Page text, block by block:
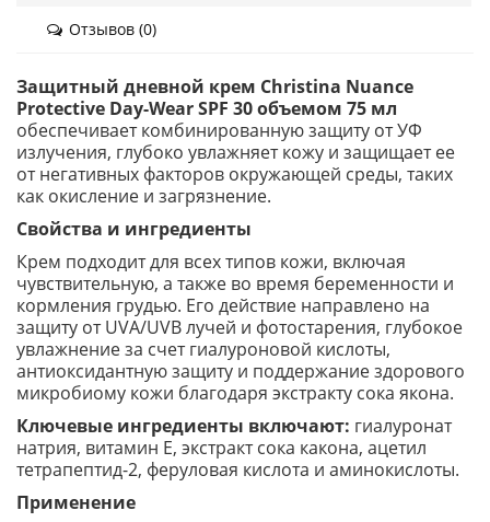
Отзывов (0)
Защитный дневной крем Christina Nuance
Protective Day-Wear SPF 30 объемом 75 мл
обеспечивает комбинированную защиту от УФ
излучения, глубоко увлажняет кожу и защищает ее
от негативных факторов окружающей среды, таких
как окисление и загрязнение.
Свойства и ингредиенты
Крем подходит для всех типов кожи, включая
чувствительную, а также во время беременности и
кормления грудью. Его действие направлено на
защиту от UVA/UVB лучей и фотостарения, глубокое
увлажнение за счет гиалуроновой кислоты,
антиоксидантную защиту и поддержание здорового
микробиому кожи благодаря экстракту сока якона.
Ключевые ингредиенты включают: гиалуронат
натрия, витамин Е, экстракт сока какона, ацетил
тетрапептид-2, феруловая кислота и аминокислоты.
Применение